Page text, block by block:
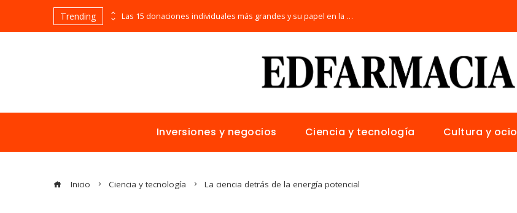
Trending Cómo la estabilidad de precios favorece la inversión extranjera en Egipto Las 15 donaciones individuales más grandes y su papel en la solución de crisis globales
Inversiones y negocios Ciencia y tecnología Cultura y ocio
Inicio Ciencia y tecnología La ciencia detrás de la energía potencial